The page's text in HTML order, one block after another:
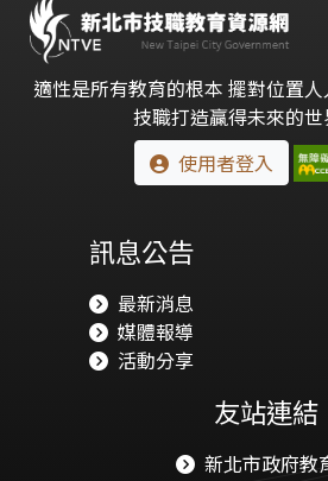
適性是所有教育的根本 擺對位置
技職打造贏得未來的
使用者登入
訊息公告
最新消息
媒體報導
活動分享
友站連結
新北市政府教